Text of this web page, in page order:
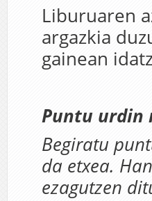
Liburuaren
argazkia
gainean
Puntu urdin
Begiratu
da etxea.
ezagutzen